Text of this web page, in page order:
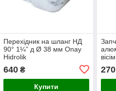
Перехідник на шланг НД
90° 1¼” д Ø 38 мм Onay
Hidrolik
640₴
Купити
270